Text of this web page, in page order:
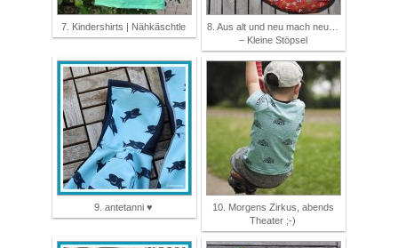
7. Kindershirts | Nähkäschtle
8. Aus alt und neu mach neu…
– Kleine Stöpsel
9. antetanni ♥
10. Morgens Zirkus, abends
Theater ;-)